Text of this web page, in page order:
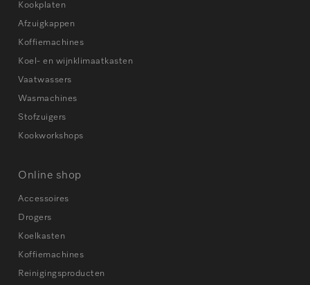
Kookplaten
Afzuigkappen
Koffiemachines
Koel- en wijnklimaatkasten
Vaatwassers
Wasmachines
Stofzuigers
Kookworkshops
Online shop
Accessoires
Drogers
Koelkasten
Koffiemachines
Reinigingsproducten